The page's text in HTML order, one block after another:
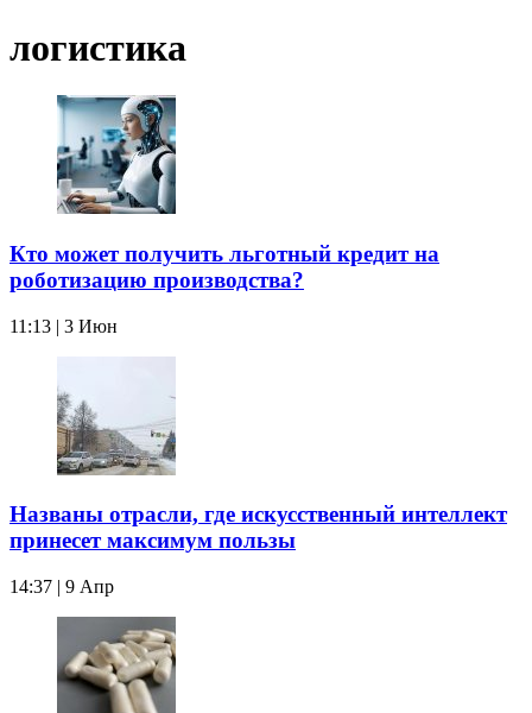
логистика
Кто может получить льготный кредит на
роботизацию производства?
11:13 | 3 Июн
Названы отрасли, где искусственный интеллект
принесет максимум пользы
14:37 | 9 Апр